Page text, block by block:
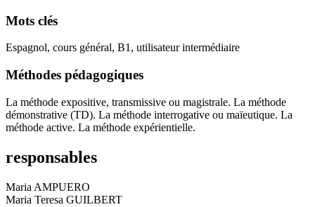
Mots clés
Espagnol, cours général, B1, utilisateur intermédiaire
Méthodes pédagogiques
La méthode expositive, transmissive ou magistrale. La méthode
démonstrative (TD). La méthode interrogative ou maïeutique. La
méthode active. La méthode expérientielle.
responsables
Maria AMPUERO
Maria Teresa GUILBERT